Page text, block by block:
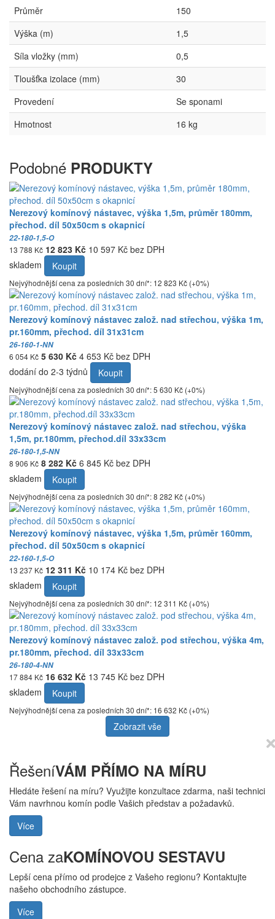
Průměr
150
Výška (m)
1,5
Síla vložky (mm)
0,5
Tloušťka izolace (mm)
30
Provedení
Se sponami
Hmotnost
16 kg
Podobné PRODUKTY
Nerezový komínový nástavec, výška 1,5m, průměr 180mm,
přechod. díl 50x50cm s okapnicí
22-180-1,5-O
13 788 Kč 12 823 Kč 10 597 Kč bez DPH
skladem
Koupit
Nejvýhodnější cena za posledních 30 dní*: 12 823 Kč (+0%)
Nerezový komínový nástavec založ. nad střechou, výška 1m,
pr.160mm, přechod. díl 31x31cm
26-160-1-NN
6 054 Kč 5 630 Kč 4 653 Kč bez DPH
dodání do 2-3 týdnů
Koupit
Nejvýhodnější cena za posledních 30 dní*: 5 630 Kč (+0%)
Nerezový komínový nástavec založ. nad střechou, výška
1,5m, pr.180mm, přechod.díl 33x33cm
26-180-1,5-NN
8 906 Kč 8 282 Kč 6 845 Kč bez DPH
skladem
Koupit
Nejvýhodnější cena za posledních 30 dní*: 8 282 Kč (+0%)
Nerezový komínový nástavec, výška 1,5m, průměr 160mm,
přechod. díl 50x50cm s okapnicí
22-160-1,5-O
13 237 Kč 12 311 Kč 10 174 Kč bez DPH
skladem
Koupit
Nejvýhodnější cena za posledních 30 dní*: 12 311 Kč (+0%)
Nerezový komínový nástavec založ. pod střechou, výška 4m,
pr.180mm, přechod. díl 33x33cm
26-180-4-NN
17 884 Kč 16 632 Kč 13 745 Kč bez DPH
skladem
Koupit
Nejvýhodnější cena za posledních 30 dní*: 16 632 Kč (+0%)
Zobrazit vše
ŘešeníVÁM PŘÍMO NA MÍRU
Hledáte řešení na míru? Využijte konzultace zdarma, naši technici
Vám navrhnou komín podle Vašich představ a požadavků.
Více
Cena zaKOMÍNOVOU SESTAVU
Lepší cena přímo od prodejce z Vašeho regionu? Kontaktujte
našeho obchodního zástupce.
Více